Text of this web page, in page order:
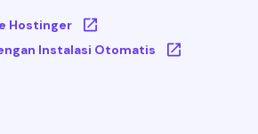
Hostinger
Instalasi Otomatis